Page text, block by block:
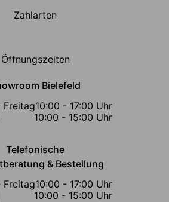
Zahlarten
Öffnungszeiten
Bielefeld
Freitag10:00 - 17:00 Uhr
10:00 - 15:00 Uhr
Telefonische
& Bestellung
Freitag10:00 - 17:00 Uhr
10:00 - 15:00 Uhr